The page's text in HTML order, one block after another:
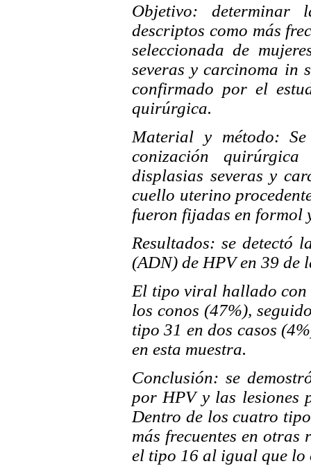
Objetivo:
determinar
descriptos como más
seleccionada de
severas y carcinoma in
confirmado por el
quirúrgica.
Material y método:
conización
displasias severas y
cuello uterino
fueron fijadas en formol
Resultados: se detectó
(ADN) de HPV en 39 de
El tipo viral hallado con
los conos (47%),
tipo 31 en dos casos
en esta muestra.
Conclusión: se
por HPV y las lesiones
Dentro de los cuatro
más frecuentes en otras
el tipo 16 al igual que lo